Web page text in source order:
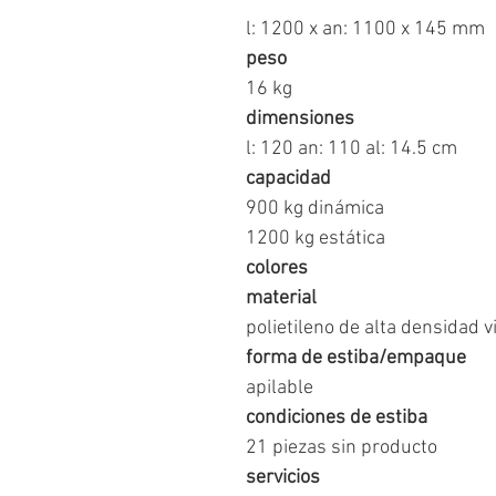
l: 1200 x an: 1100 x 145 mm
peso
16 kg
dimensiones
l: 120 an: 110 al: 14.5 cm
capacidad
900 kg dinámica
1200 kg estática
colores
material
polietileno de alta densidad
forma de estiba/empaque
apilable
condiciones de estiba
21 piezas sin producto
servicios